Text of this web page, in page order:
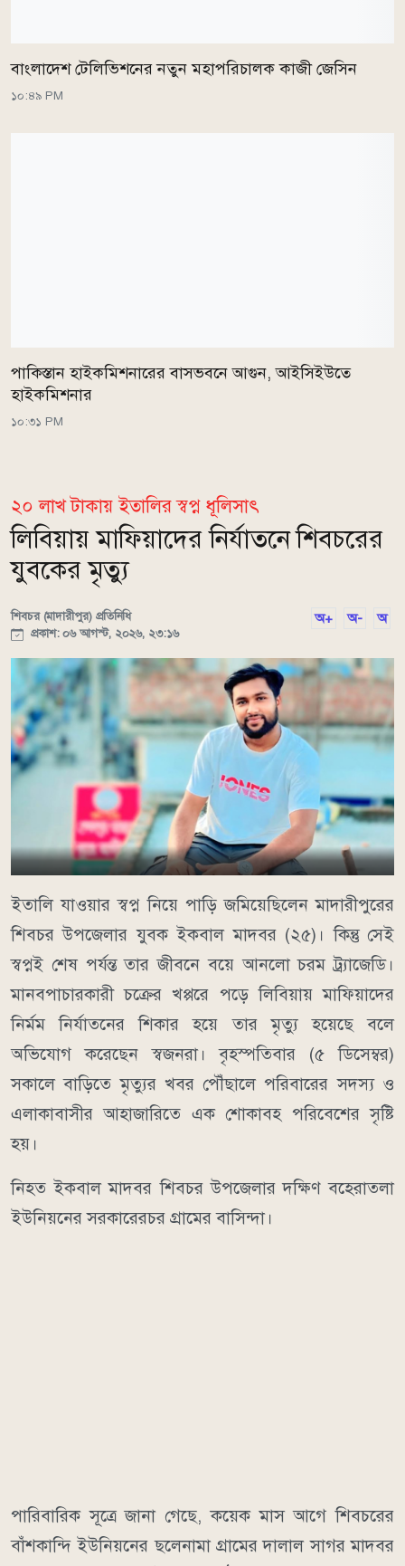
বাংলাদেশ টেলিভিশনের নতুন মহাপরিচালক কাজী জেসিন
১০:৪৯ PM
পাকিস্তান হাইকমিশনারের বাসভবনে আগুন, আইসিইউতে
হাইকমিশনার
১০:৩১ PM
২০ লাখ টাকায় ইতালির স্বপ্ন ধূলিসাৎ
লিবিয়ায় মাফিয়াদের নির্যাতনে শিবচরের
যুবকের মৃত্যু
শিবচর (মাদারীপুর) প্রতিনিধি
প্রকাশ: ০৬ আগস্ট, ২০২৬, ২৩:১৬
অ+ অ- অ
ইতালি যাওয়ার স্বপ্ন নিয়ে পাড়ি জমিয়েছিলেন মাদারীপুরের
শিবচর উপজেলার যুবক ইকবাল মাদবর (২৫)। কিন্তু সেই
স্বপ্নই শেষ পর্যন্ত তার জীবনে বয়ে আনলো চরম ট্র্যাজেডি।
মানবপাচারকারী চক্রের খপ্পরে পড়ে লিবিয়ায় মাফিয়াদের
নির্মম নির্যাতনের শিকার হয়ে তার মৃত্যু হয়েছে বলে
অভিযোগ করেছেন স্বজনরা। বৃহস্পতিবার (৫ ডিসেম্বর)
সকালে বাড়িতে মৃত্যুর খবর পৌঁছালে পরিবারের সদস্য ও
এলাকাবাসীর আহাজারিতে এক শোকাবহ পরিবেশের সৃষ্টি
হয়।
নিহত ইকবাল মাদবর শিবচর উপজেলার দক্ষিণ বহেরাতলা
ইউনিয়নের সরকারেরচর গ্রামের বাসিন্দা।
পারিবারিক সূত্রে জানা গেছে, কয়েক মাস আগে শিবচরের
বাঁশকান্দি ইউনিয়নের ছলেনামা গ্রামের দালাল সাগর মাদবর